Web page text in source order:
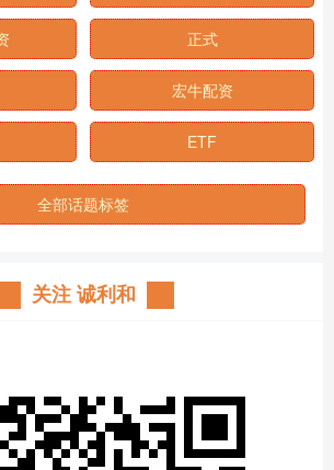
正式
宏牛配资
ETF
全部话题标签
关注 诚利和